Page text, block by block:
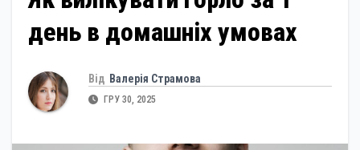
день в домашніх умовах
Від Валерія Страмова
ГРУ 30, 2025